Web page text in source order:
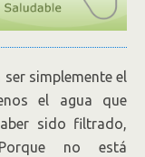
simplemente el
el agua que
sido filtrado,
no está